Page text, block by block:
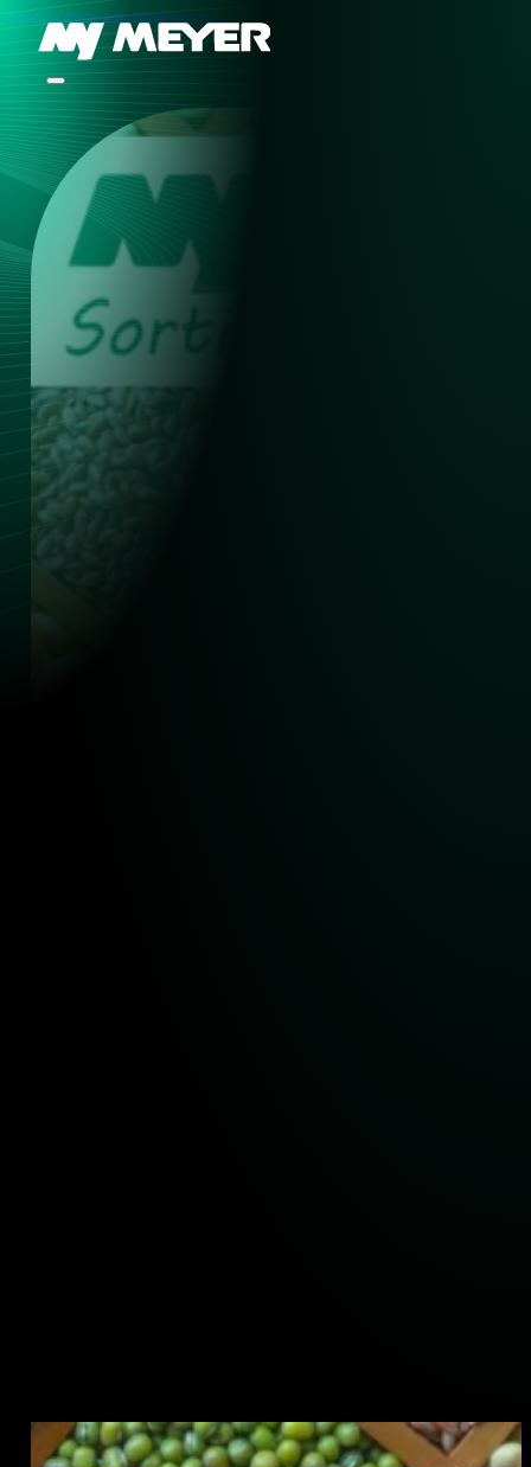
Przejdź do głównej treści Przejdź do stopki